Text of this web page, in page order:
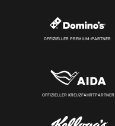
OFFIZIELLER PREMIUM-PARTNER
OFFIZIELLER KREUZFAHRTPARTNER